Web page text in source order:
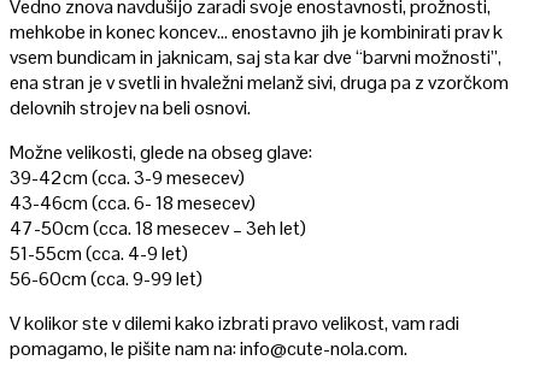
Vedno znova navdušijo zaradi svoje enostavnosti, prožnosti,
mehkobe in konec koncev… enostavno jih je kombinirati prav k
vsem bundicam in jaknicam, saj sta kar dve “barvni možnosti”,
ena stran je v svetli in hvaležni melanž sivi, druga pa z vzorčkom
delovnih strojev na beli osnovi.
Možne velikosti, glede na obseg glave:
39-42cm (cca. 3-9 mesecev)
43-46cm (cca. 6- 18 mesecev)
47-50cm (cca. 18 mesecev – 3eh let)
51-55cm (cca. 4-9 let)
56-60cm (cca. 9-99 let)
V kolikor ste v dilemi kako izbrati pravo velikost, vam radi
pomagamo, le pišite nam na: info@cute-nola.com.